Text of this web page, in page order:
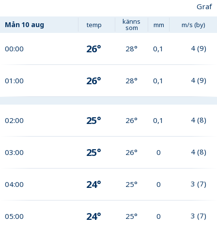
Graf
Mån 10 aug temp känns
som mm m/s (by)
00:00 26° 28° 0,1 4 (9)
01:00 26° 28° 0,1 4 (9)
02:00 25° 26° 0,1 4 (8)
03:00 25° 26° 0 4 (8)
04:00 24° 25° 0 3 (7)
05:00 24° 25° 0 3 (7)